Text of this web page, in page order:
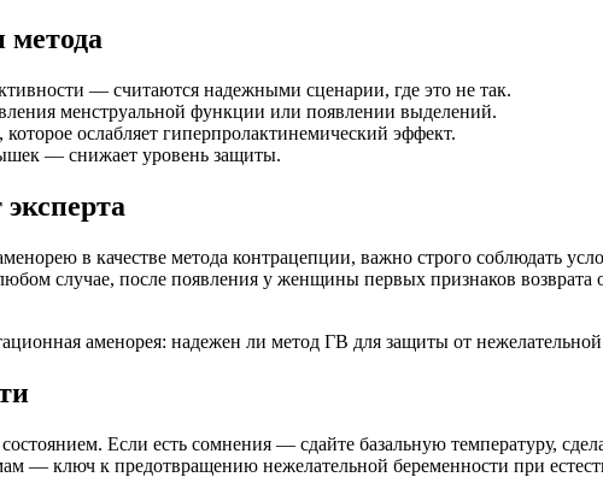
— считаются надежными сценарии, где это не так.
менструальной функции или появлении выделений.
ослабляет гиперпролактинемический эффект.
— снижает уровень защиты.
в качестве метода контрацепции, важно строго соблюдать
случае, после появления у женщины первых признаков возврата
Если есть сомнения — сдайте базальную температуру,
— ключ к предотвращению нежелательной беременности при